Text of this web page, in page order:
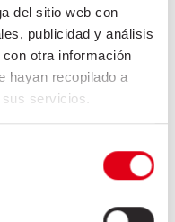
del sitio web con
publicidad y análisis
otra información
hayan recopilado a
servicios.